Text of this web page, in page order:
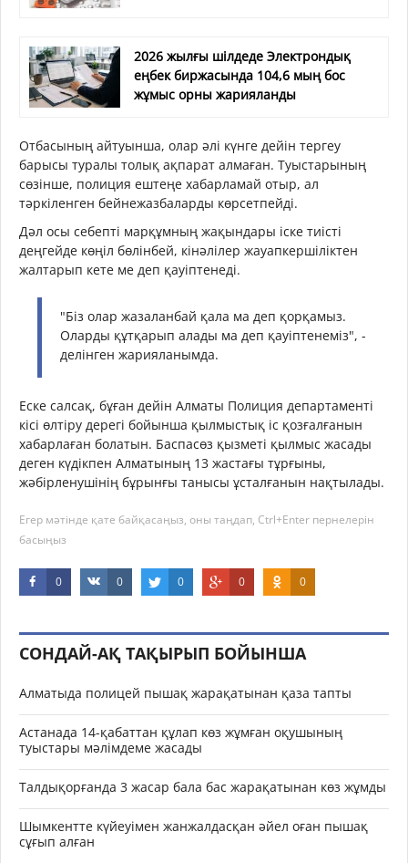
2026 жылғы шілдеде Электрондық
еңбек биржасында 104,6 мың бос
жұмыс орны жарияланды
Отбасының айтуынша, олар әлі күнге дейін тергеу
барысы туралы толық ақпарат алмаған. Туыстарының
сөзінше, полиция ештеңе хабарламай отыр, ал
тәркіленген бейнежазбаларды көрсетпейді.
Дәл осы себепті марқұмның жақындары іске тиісті
деңгейде көңіл бөлінбей, кінәлілер жауапкершіліктен
жалтарып кете ме деп қауіптенеді.
"Біз олар жазаланбай қала ма деп қорқамыз.
Оларды құтқарып алады ма деп қауіптенеміз", -
делінген жарияланымда.
Еске салсақ, бұған дейін Алматы Полиция департаменті
кісі өлтіру дерегі бойынша қылмыстық іс қозғалғанын
хабарлаған болатын. Баспасөз қызметі қылмыс жасады
деген күдікпен Алматының 13 жастағы тұрғыны,
жәбірленушінің бұрынғы танысы ұсталғанын нақтылады.
Егер мәтінде қате байқасаңыз, оны таңдап, Ctrl+Enter пернелерін
басыңыз
0 0 0 0 0
СОНДАЙ-АҚ ТАҚЫРЫП БОЙЫНША
Алматыда полицей пышақ жарақатынан қаза тапты
Астанада 14-қабаттан құлап көз жұмған оқушының
туыстары мәлімдеме жасады
Талдықорғанда 3 жасар бала бас жарақатынан көз жұмды
Шымкентте күйеуімен жанжалдасқан әйел оған пышақ
сұғып алған